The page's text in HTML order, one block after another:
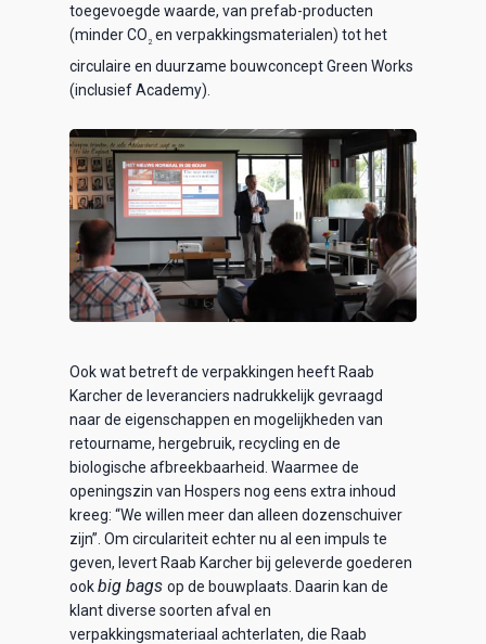
toegevoegde waarde, van prefab-producten
(minder CO 2 en verpakkingsmaterialen) tot het
circulaire en duurzame bouwconcept Green Works
(inclusief Academy).
Ook wat betreft de verpakkingen heeft Raab
Karcher de leveranciers nadrukkelijk gevraagd
naar de eigenschappen en mogelijkheden van
retourname, hergebruik, recycling en de
biologische afbreekbaarheid. Waarmee de
openingszin van Hospers nog eens extra inhoud
kreeg: “We willen meer dan alleen dozenschuiver
zijn”. Om circulariteit echter nu al een impuls te
geven, levert Raab Karcher bij geleverde goederen
ookbig bagsop de bouwplaats. Daarin kan de
klant diverse soorten afval en
verpakkingsmateriaal achterlaten, die Raab